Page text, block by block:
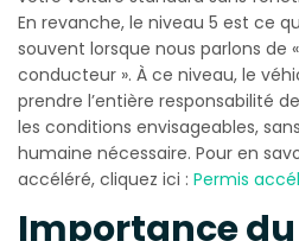
En revanche, le niveau 5 est ce
souvent lorsque nous parlons de
conducteur ». À ce niveau, le
prendre l’entière responsabilité
les conditions envisageables,
humaine nécessaire. Pour en
accéléré, cliquez ici : Permis
Importance